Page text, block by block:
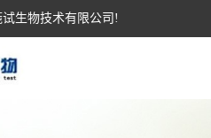
生物技术有限公司!